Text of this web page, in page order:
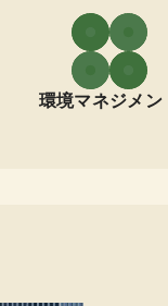
環境マネジメン